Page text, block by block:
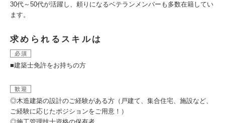
30代～50代が活躍し、頼りになるベテランメンバーも多数在籍してい
ます。
求められるスキルは
必須
■建築士免許をお持ちの方
歓迎
◎木造建築の設計のご経験がある方（戸建て、集合住宅、施設など、
ご経験に応じたポジションをご用意！）